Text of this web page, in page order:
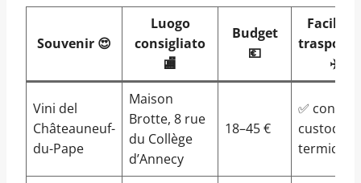
Souvenir 😍
Luogo
consigliato
🏬
Budget
💶
Facile
✈️
Vini del
Châteauneuf-
du-Pape
Maison
Brotte, 8 rue
du Collège
d’Annecy
18–45 €
✅ con
custodia
termica